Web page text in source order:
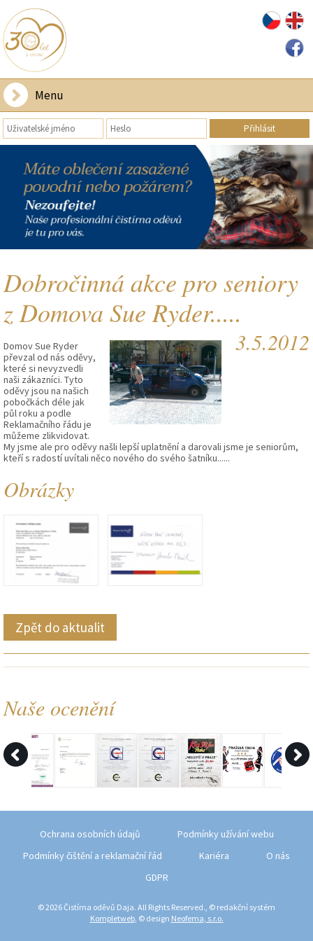
Menu
Dobročinná akce pro seniory
z Domova Sue Ryder.....
3.5.2012
Domov Sue Ryder
převzal od nás oděvy,
které si nevyzvedli
naši zákazníci. Tyto
oděvy jsou na našich
pobočkách déle jak
půl roku a podle
Reklamačního řádu je
můžeme zlikvidovat.
My jsme ale pro oděvy našli lepší uplatnění a darovali jsme je seniorům,
kteří s radostí uvítali něco nového do svého šatníku......
Obrázky
Zpět do aktualit
Naše ocenění
Ochrana osobních údajů
Podmínky užívání webu
Podmínky čištění a reklamační řád
Kariéra
O nás
GDPR
© 2026 Čistírna oděvů Daja. All Rights Reserved., © redakční systém
Kompletweb, © design Neofema, s.r.o.